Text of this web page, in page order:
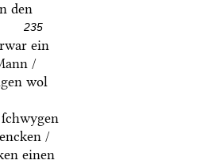
den
235
ein
/
wol
/
einen